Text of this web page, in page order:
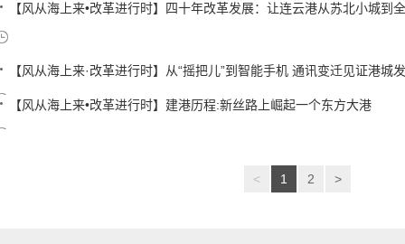
【风从海上来•改革进行时】四十年改革发展：让连云港从苏北小城到
【风从海上来·改革进行时】从“摇把儿”到智能手机 通讯变迁见证港城
【风从海上来•改革进行时】建港历程:新丝路上崛起一个东方大港
< 1 2 >